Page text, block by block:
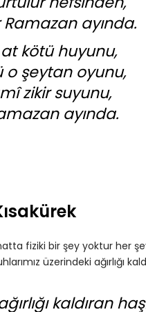
ayında.
at kötü huyunu,
o şeytan oyunu,
zikir suyunu,
ayında.
fiziki bir şey yoktur her
üzerindeki ağırlığı
kaldıran